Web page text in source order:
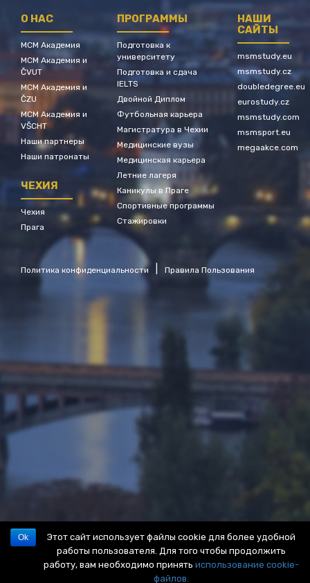
О НАС
МСМ Академия
МСМ Академия и
ČVUT
МСМ Академия и
ČZU
МСМ Академия и
VŠCHT
Наши партнеры
Наши патронаты
ЧЕХИЯ
Чехия
Прага
ПРОГРАММЫ
Подготовка к
университету
Подготовка и сдача
IELTS
Двойной Диплом
Футбольная карьера
Магистратура в Чехии
Медицинские вузы
Медицинская карьера
Летние лагеря
Каникулы в Праге
Спортивные программы
Стажировки
НАШИ
САЙТЫ
msmstudy.eu
msmstudy.cz
doubledegree.eu
eurostudy.cz
msmstudy.com
msmsport.eu
megaakce.com
Политика конфиденциальности Правила Пользования
Этот сайт использует файлы cookie для более удобной
работы пользователя. Для того чтобы продолжить
работу, вам необходимо принять использование cookie-
файлов.
Ok